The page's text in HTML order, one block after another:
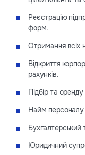
Реєстрацію
форм.
Отримання всіх
Відкриття
рахунків.
Підбір та
Найм персоналу
Бухгалтерський
Юридичний